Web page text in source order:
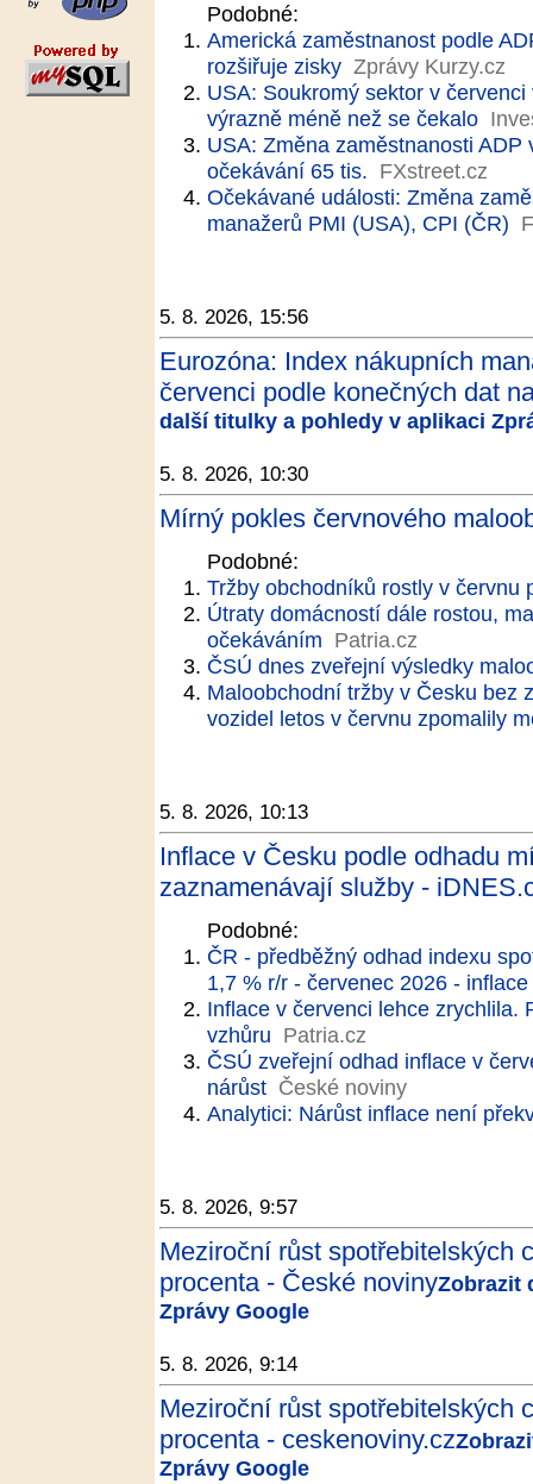
Podobné:
Americká zaměstnanost podle
rozšiřuje zisky Zprávy Kurzy.cz
USA: Soukromý sektor v
výrazně méně než se čekalo
USA: Změna zaměstnanosti
očekávání 65 tis. FXstreet.cz
Očekávané události: Změna
manažerů PMI (USA), CPI (ČR)
5. 8. 2026, 15:56
Eurozóna: Index nákupních
červenci podle konečných dat
další titulky a pohledy v aplikaci
5. 8. 2026, 10:30
Mírný pokles červnového
Podobné:
Tržby obchodníků rostly v červnu
Útraty domácností dále rostou,
očekáváním Patria.cz
ČSÚ dnes zveřejní výsledky
Maloobchodní tržby v Česku bez
vozidel letos v červnu zpomalily
5. 8. 2026, 10:13
Inflace v Česku podle odhadu
zaznamenávají služby -
Podobné:
ČR - předběžný odhad indexu
1,7 % r/r - červenec 2026 - inflace
Inflace v červenci lehce zrychlila.
vzhůru Patria.cz
ČSÚ zveřejní odhad inflace v
nárůst České noviny
Analytici: Nárůst inflace není
5. 8. 2026, 9:57
Meziroční růst spotřebitelských
procenta - České novinyZobrazit
Zprávy Google
5. 8. 2026, 9:14
Meziroční růst spotřebitelských
procenta - ceskenoviny.cz
Zprávy Google